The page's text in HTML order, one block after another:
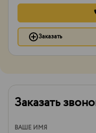
Заказать
Заказать
ВАШЕ ИМЯ